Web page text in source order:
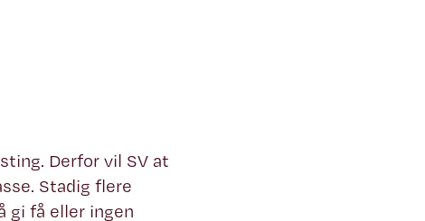
Derfor vil SV at
Stadig flere
gi få eller ingen